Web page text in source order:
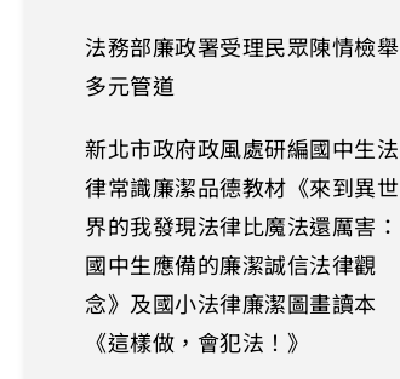
法務部廉政署受理民眾陳情檢舉
多元管道
新北市政府政風處研編國中生法
律常識廉潔品德教材《來到異世
界的我發現法律比魔法還厲害：
國中生應備的廉潔誠信法律觀
念》及國小法律廉潔圖畫讀本
《這樣做，會犯法！》